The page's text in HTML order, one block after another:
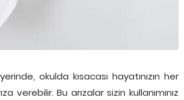
okulda kısacası hayatınızın her
verebilir. Bu arızalar sizin kullanımınız